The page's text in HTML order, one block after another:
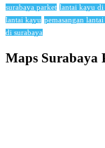
surabaya parket lantai kayu di
lantai kayu pemasangan
di surabaya
Maps Surabaya